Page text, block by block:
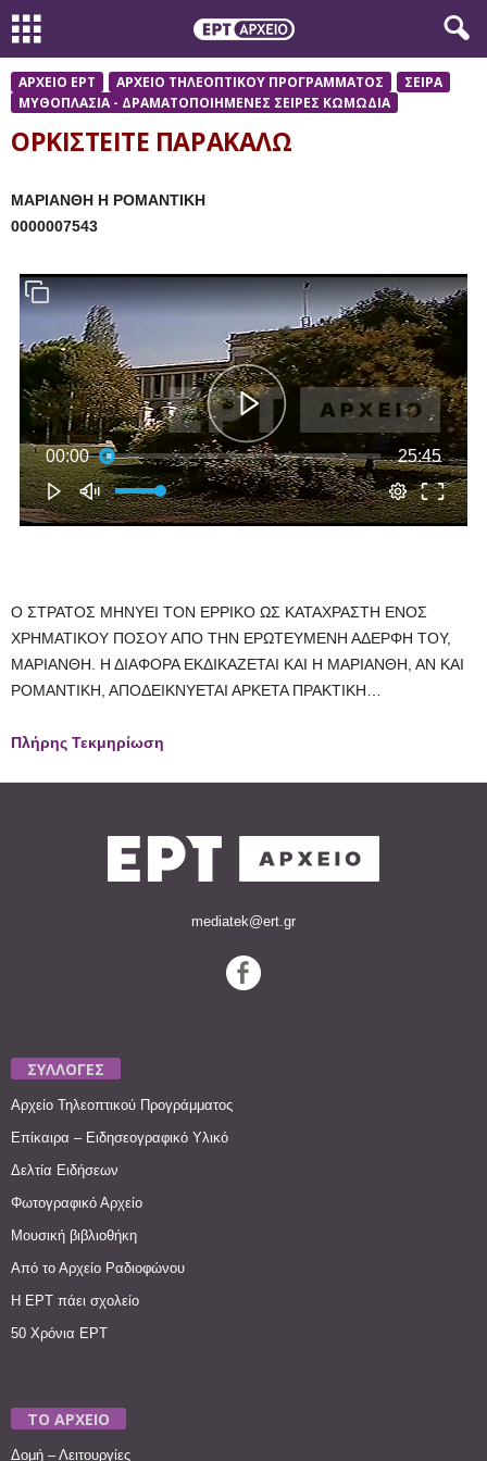
ΑΡΧΕΙΟ ΕΡΤ ΑΡΧΕΙΟ ΤΗΛΕΟΠΤΙΚΟΥ ΠΡΟΓΡΑΜΜΑΤΟΣ
ΣΕΙΡΑ
ΜΥΘΟΠΛΑΣΙΑ - ΔΡΑΜΑΤΟΠΟΙΗΜΕΝΕΣ ΣΕΙΡΕΣ ΚΩΜΩΔΙΑ
ΟΡΚΙΣΤΕΙΤΕ ΠΑΡΑΚΑΛΩ
ΜΑΡΙΑΝΘΗ Η ΡΟΜΑΝΤΙΚΗ
0000007543
Ο ΣΤΡΑΤΟΣ ΜΗΝΥΕΙ ΤΟΝ ΕΡΡΙΚΟ ΩΣ ΚΑΤΑΧΡΑΣΤΗ ΕΝΟΣ
ΧΡΗΜΑΤΙΚΟΥ ΠΟΣΟΥ ΑΠΟ ΤΗΝ ΕΡΩΤΕΥΜΕΝΗ ΑΔΕΡΦΗ ΤΟΥ,
ΜΑΡΙΑΝΘΗ. Η ΔΙΑΦΟΡΑ ΕΚΔΙΚΑΖΕΤΑΙ ΚΑΙ Η ΜΑΡΙΑΝΘΗ, ΑΝ ΚΑΙ
ΡΟΜΑΝΤΙΚΗ, ΑΠΟΔΕΙΚΝΥΕΤΑΙ ΑΡΚΕΤΑ ΠΡΑΚΤΙΚΗ…
Πλήρης Τεκμηρίωση
mediatek@ert.gr
ΣΥΛΛΟΓΕΣ
Αρχείο Τηλεοπτικού Προγράμματος
Επίκαιρα – Ειδησεογραφικό Υλικό
Δελτία Ειδήσεων
Φωτογραφικό Αρχείο
Μουσική βιβλιοθήκη
Από το Αρχείο Ραδιοφώνου
Η ΕΡΤ πάει σχολείο
50 Χρόνια ΕΡΤ
ΤΟ ΑΡΧΕΙΟ
Δομή – Λειτουργίες